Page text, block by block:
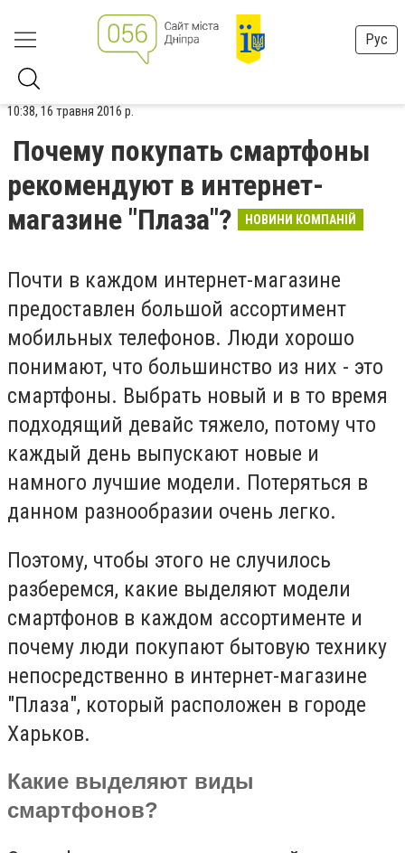
Рус
10:38, 16 травня 2016 р.
Почему покупать смартфоны
рекомендуют в интернет-
магазине "Плаза"?
НОВИНИ КОМПАНІЙ
Почти в каждом интернет-магазине
предоставлен большой ассортимент
мобильных телефонов. Люди хорошо
понимают, что большинство из них - это
смартфоны. Выбрать новый и в то время
подходящий девайс тяжело, потому что
каждый день выпускают новые и
намного лучшие модели. Потеряться в
данном разнообразии очень легко.
Поэтому, чтобы этого не случилось
разберемся, какие выделяют модели
смартфонов в каждом ассортименте и
почему люди покупают бытовую технику
непосредственно в интернет-магазине
"Плаза", который расположен в городе
Харьков.
Какие выделяют виды
смартфонов?